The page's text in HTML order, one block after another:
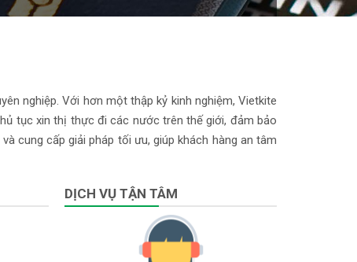
nghiệp. Với hơn một thập kỷ kinh nghiệm, Vietkite
tục xin thị thực đi các nước trên thế giới, đảm bảo
cung cấp giải pháp tối ưu, giúp khách hàng an tâm
DỊCH VỤ TẬN TÂM